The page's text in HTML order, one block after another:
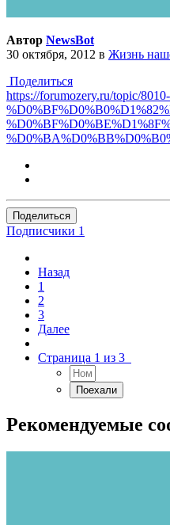
Автор NewsBot
30 октября, 2012 в Жизнь
Поделиться
https://forumozery.ru/topic/
Поделиться
Подписчики 1
Назад
1
2
3
Далее
Страница 1 из 3
Рекомендуемые